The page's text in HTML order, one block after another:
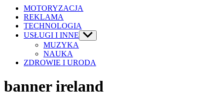
MOTORYZACJA
REKLAMA
TECHNOLOGIA
USŁUGI I INNE Show
sub
MUZYKA
NAUKA
ZDROWIE I URODA
banner ireland